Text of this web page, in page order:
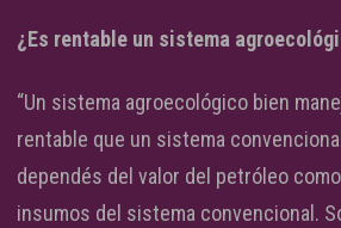
¿Es rentable un sistema
“Un sistema agroecológico bien
rentable que un sistema
dependés del valor del petróleo
insumos del sistema convencional.